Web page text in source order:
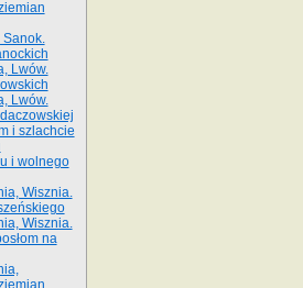
Sanok.
Lwów.
Lwów.
i szlachcie
i wolnego
Wisznia.
Wisznia.
na